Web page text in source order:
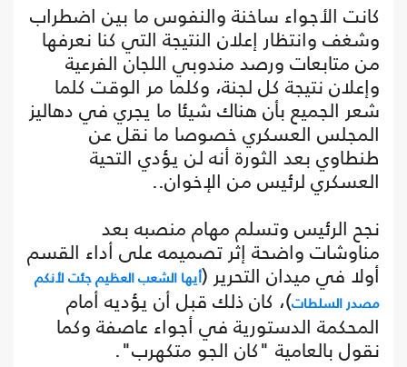
كانت الأجواء ساخنة والنفوس ما بين اضطراب
وشغف وانتظار إعلان النتيجة التي كنا نعرفها
من متابعات ورصد مندوبي اللجان الفرعية
وإعلان نتيجة كل لجنة، وكلما مر الوقت كلما
شعر الجميع بأن هناك شيئا ما يجري في دهاليز
المجلس العسكري خصوصا ما نقل عن
طنطاوي بعد الثورة أنه لن يؤدي التحية
العسكري لرئيس من الإخوان..
نجح الرئيس وتسلم مهام منصبه بعد
مناوشات واضحة إثر تصميمه على أداء القسم
أولا في ميدان التحرير (أيها الشعب العظيم جئت لأنكم
مصدر السلطات)، كان ذلك قبل أن يؤديه أمام
المحكمة الدستورية في أجواء عاصفة وكما
نقول بالعامية "كان الجو متكهرب".